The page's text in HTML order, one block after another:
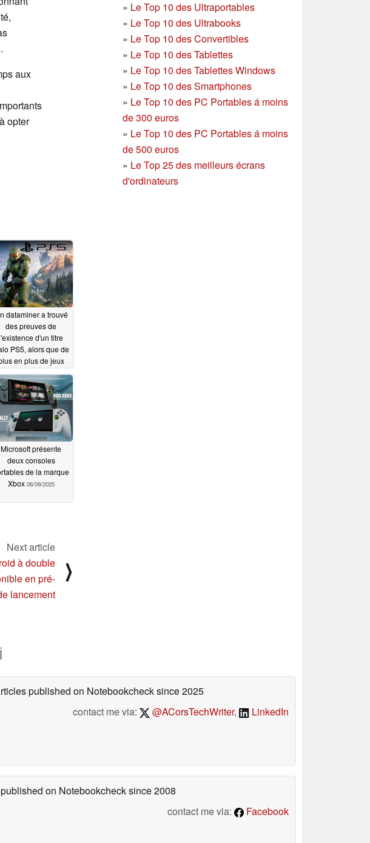
» Le Top 10 des Ultraportables
» Le Top 10 des Ultrabooks
» Le Top 10 des Convertibles
» Le Top 10 des Tablettes
» Le Top 10 des Tablettes Windows
» Le Top 10 des Smartphones
» Le Top 10 des PC Portables á moins
de 300 euros
» Le Top 10 des PC Portables á moins
de 500 euros
» Le Top 25 des meilleurs écrans
d'ordinateurs
aux
opter
dataminer a trouvé
des preuves de
d'un titre
PS5, alors que de
en plus de jeux
partie deviennent
multiplateformes
06/11/2025
Microsoft présente
deux consoles
de la marque
Xbox 06/09/2025
Next article
à double
en pré-
lancement
⟩
published on Notebookchecksince 2025
contact me via:
@ACorsTechWriter, LinkedIn
on Notebookchecksince 2008
contact me via:
Facebook